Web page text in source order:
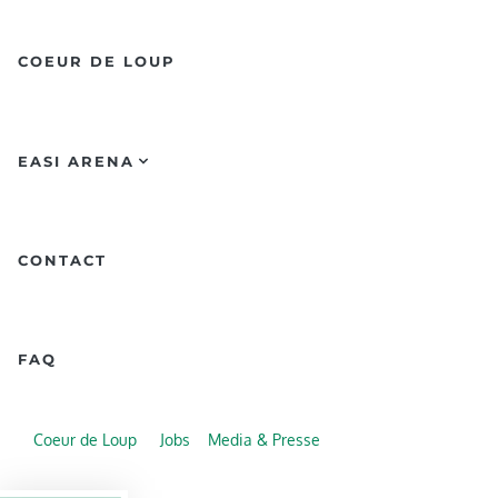
COEUR DE LOUP
EASI ARENA
CONTACT
FAQ
Coeur de Loup Jobs Media & Presse